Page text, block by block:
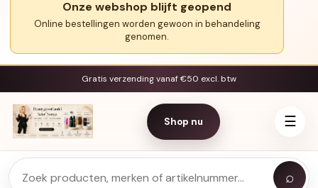
Onze webshop blijft geopend
Online bestellingen worden gewoon in behandeling
genomen.
Gratis verzending vanaf €50 excl. btw
Shop nu ☰
⌕